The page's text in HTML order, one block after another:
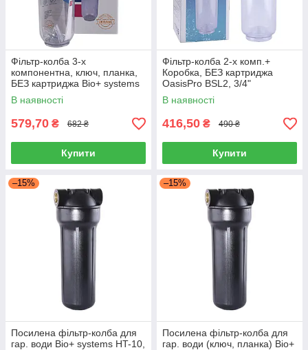
Фільтр-колба 3-х
компонентна, ключ, планка,
БЕЗ картриджа Bio+ systems
NSL10-3K, 1"
В наявності
579,70 ₴ 682 ₴
Купити
Фільтр-колба 2-х комп.+
Коробка, БЕЗ картриджа
OasisPro BSL2, 3/4"
В наявності
416,50 ₴ 490 ₴
Купити
–15%
Посилена фільтр-колба для
гар. води Віо+ systems HT-10,
–15%
Посилена фільтр-колба для
гар. води (ключ, планка) Віо+